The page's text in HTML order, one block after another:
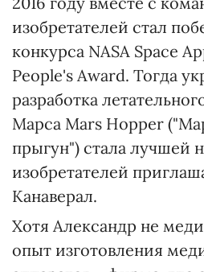
изобретателей стал
конкурса NASA Space
People's Award. Тогда
разработка
Марса Mars Hopper
прыгун") стала лучшей
изобретателей
Канаверал.
Хотя Александр не
опыт изготовления